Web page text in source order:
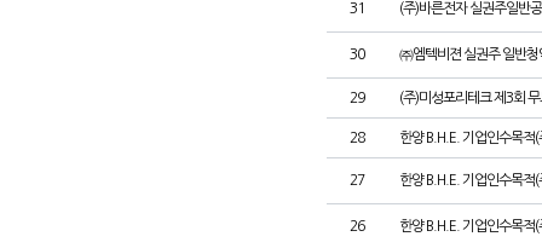
31 (주)바른전자 실권주일반
30 ㈜엠텍비젼 실권주 일반청
29 (주)미성포리테크 제3회
28 한양 B.H.E. 기업인수목적
27 한양 B.H.E. 기업인수목
26 한양 B.H.E. 기업인수목적